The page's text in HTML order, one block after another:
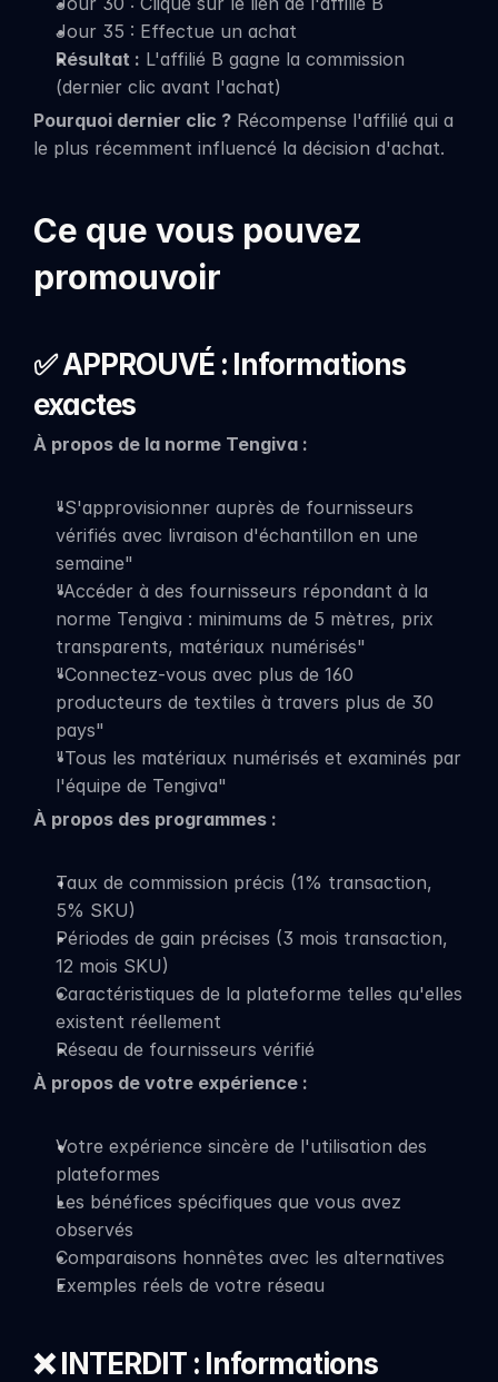
Jour 35 : Effectue un achat
Résultat : L'affilié B gagne la commission
(dernier clic avant l'achat)
Pourquoi dernier clic ? Récompense l'affilié qui a
le plus récemment influencé la décision d'achat.
Ce que vous pouvez
promouvoir
✅ APPROUVÉ : Informations
exactes
À propos de la norme Tengiva :
"S'approvisionner auprès de fournisseurs
vérifiés avec livraison d'échantillon en une
semaine"
"Accéder à des fournisseurs répondant à la
norme Tengiva : minimums de 5 mètres, prix
transparents, matériaux numérisés"
"Connectez-vous avec plus de 160
producteurs de textiles à travers plus de 30
pays"
"Tous les matériaux numérisés et examinés par
l'équipe de Tengiva"
À propos des programmes :
Taux de commission précis (1% transaction,
5% SKU)
Périodes de gain précises (3 mois transaction,
12 mois SKU)
Caractéristiques de la plateforme telles qu'elles
existent réellement
Réseau de fournisseurs vérifié
À propos de votre expérience :
Votre expérience sincère de l'utilisation des
plateformes
Les bénéfices spécifiques que vous avez
observés
Comparaisons honnêtes avec les alternatives
Exemples réels de votre réseau
❌ INTERDIT : Informations